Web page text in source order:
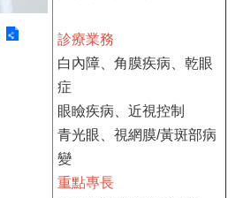
診療業務
白內障、角膜疾病、乾眼
症
眼瞼疾病、近視控制
青光眼、視網膜/黃斑部病
變
重點專長